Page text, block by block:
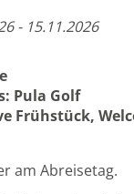
- 15.11.2026
Pula Golf
Frühstück,
am Abreisetag.